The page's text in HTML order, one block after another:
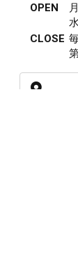
OPEN
CLOSE